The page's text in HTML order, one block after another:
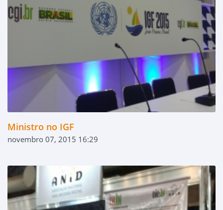
Ministro no IGF
novembro 07, 2015 16:29